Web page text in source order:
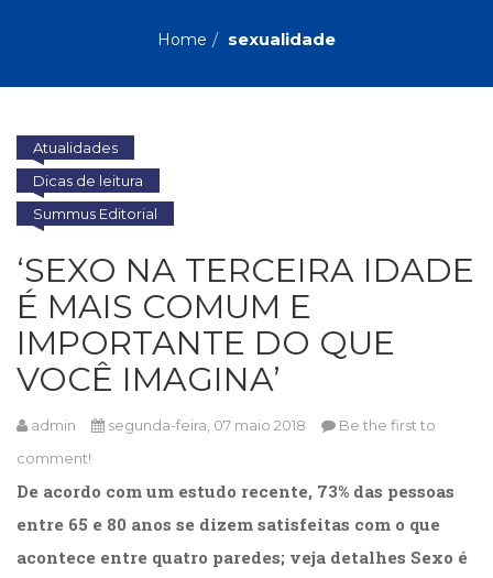
(95)
Depoimentos,
Vivências
(104)
Ciências
Sociais
(102)
Cinema
(23)
Comportamento
(418)
Comunicação
Corpo
(226)
Crescimento
(222)
Home sexualidade
Atualidades
Dicas de leitura
Summus Editorial
‘SEXO NA TERCEIRA IDADE
É MAIS COMUM E
IMPORTANTE DO QUE
VOCÊ IMAGINA’
admin segunda-feira, 07 maio 2018
Be the first to
comment!
De acordo com um estudo recente, 73% das pessoas
entre 65 e 80 anos se dizem satisfeitas com o que
acontece entre quatro paredes; veja detalhes Sexo é